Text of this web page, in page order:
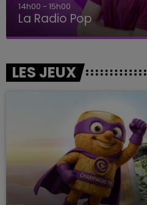
14h00 - 15h00
La Radio Pop
LES JEUX